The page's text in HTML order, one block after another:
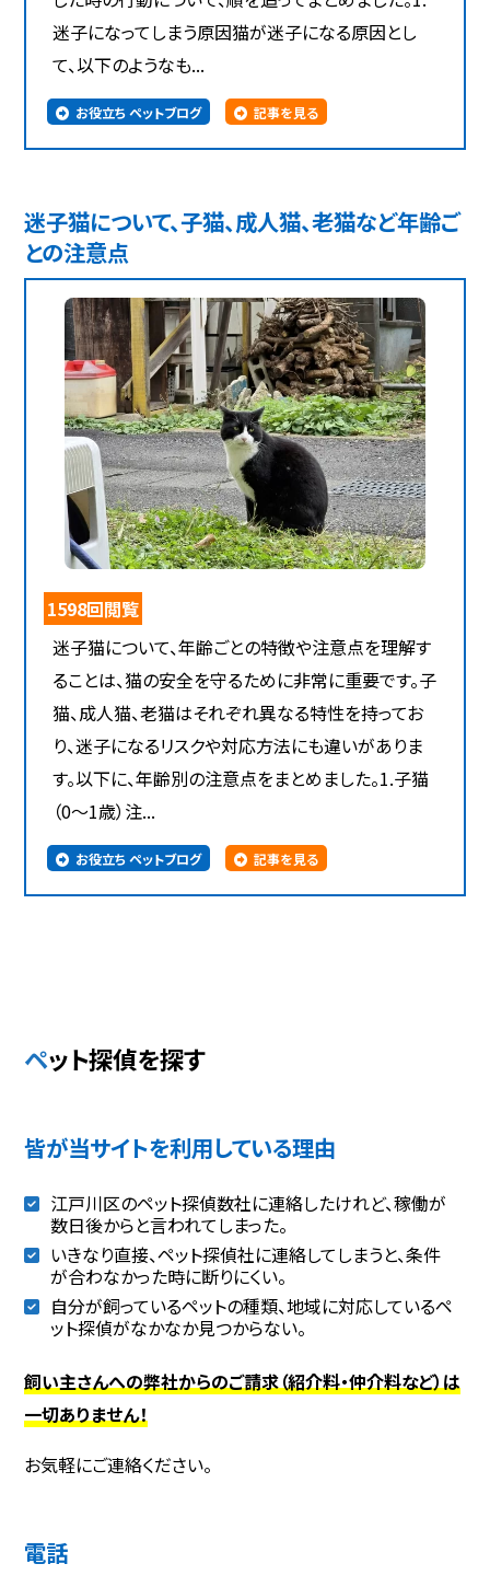
迷子になってしまう原因猫が迷子になる原因とし
て、以下のようなも...
お役立ち ペットブログ 記事を見る
迷子猫について、子猫、成人猫、老猫など年齢ご
との注意点
1598回閲覧
迷子猫について、年齢ごとの特徴や注意点を理解す
ることは、猫の安全を守るために非常に重要です。子
猫、成人猫、老猫はそれぞれ異なる特性を持ってお
り、迷子になるリスクや対応方法にも違いがありま
す。以下に、年齢別の注意点をまとめました。1.子猫
（0～1歳）注...
お役立ち ペットブログ 記事を見る
ペット探偵を探す
皆が当サイトを利用している理由
江戸川区のペット探偵数社に連絡したけれど、稼働が
数日後からと言われてしまった。
いきなり直接、ペット探偵社に連絡してしまうと、条件
が合わなかった時に断りにくい。
自分が飼っているペットの種類、地域に対応しているペ
ット探偵がなかなか見つからない。
飼い主さんへの弊社からのご請求（紹介料・仲介料など）は
一切ありません！
お気軽にご連絡ください。
電話